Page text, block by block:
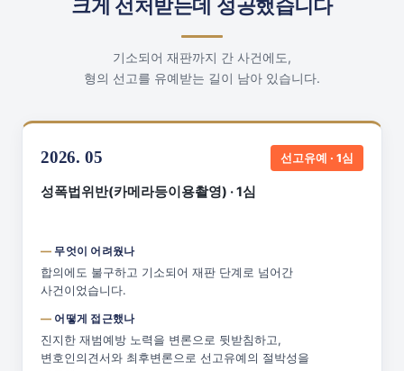
크게 선처받는데 성공했습니다
기소되어 재판까지 간 사건에도,
형의 선고를 유예받는 길이 남아 있습니다.
2026. 05 선고유예 · 1심
성폭법위반(카메라등이용촬영) · 1심
무엇이 어려웠나
합의에도 불구하고 기소되어 재판 단계로 넘어간
사건이었습니다.
어떻게 접근했나
진지한 재범예방 노력을 변론으로 뒷받침하고,
변호인의견서와 최후변론으로 선고유예의 절박성을